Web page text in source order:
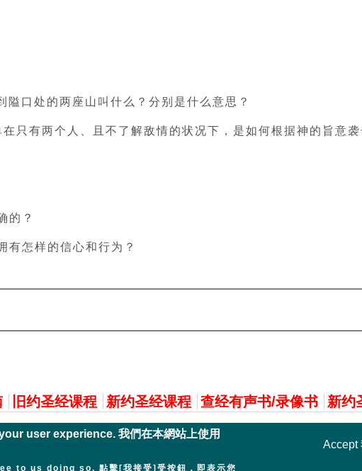
口处的两座山叫什么？分别是什么意思？
有两个人、且不了解敌情的状况下，是如何根据神的旨意袭
的？
有怎样的信心和行为？
旧约圣经课程 新约圣经课程 查经有声书/录像书 新约
user experience. 我們在本網站上使用
us doing so. 點擊[我接受]受按鈕，即表示您
Accept